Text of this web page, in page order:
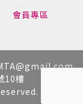
會員專區
10樓